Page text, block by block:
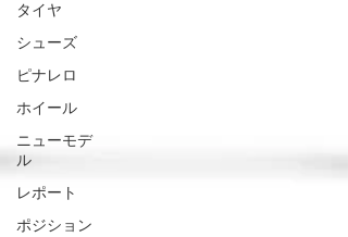
タイヤ
シューズ
ピナレロ
ホイール
ニューモデ
ル
レポート
ポジション